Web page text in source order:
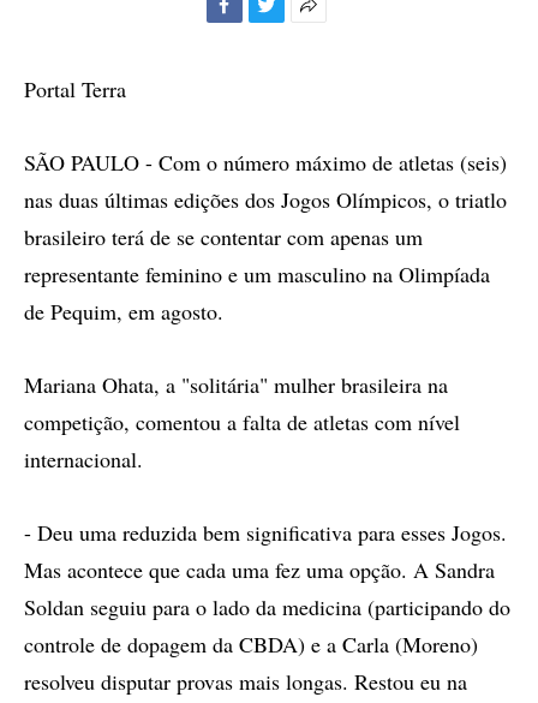
Portal Terra
SÃO PAULO - Com o número máximo de atletas (seis)
nas duas últimas edições dos Jogos Olímpicos, o triatlo
brasileiro terá de se contentar com apenas um
representante feminino e um masculino na Olimpíada
de Pequim, em agosto.
Mariana Ohata, a "solitária" mulher brasileira na
competição, comentou a falta de atletas com nível
internacional.
- Deu uma reduzida bem significativa para esses Jogos.
Mas acontece que cada uma fez uma opção. A Sandra
Soldan seguiu para o lado da medicina (participando do
controle de dopagem da CBDA) e a Carla (Moreno)
resolveu disputar provas mais longas. Restou eu na